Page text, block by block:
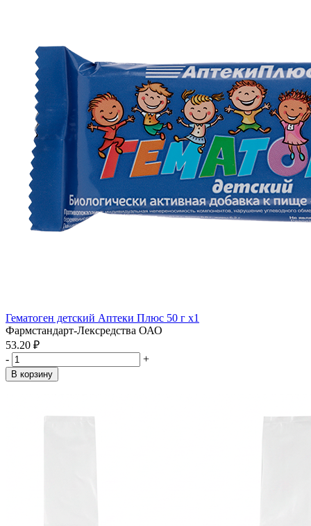
Гематоген детский Аптеки Плюс 50 г x1
Фармстандарт-Лексредства ОАО
53.20 ₽
-
+
В корзину